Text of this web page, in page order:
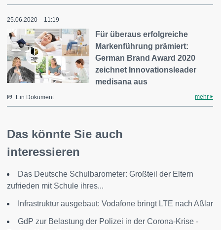
25.06.2020 – 11:19
Für überaus erfolgreiche
Markenführung prämiert:
German Brand Award 2020
zeichnet Innovationsleader
medisana aus
Ein Dokument mehr
Das könnte Sie auch
interessieren
Das Deutsche Schulbarometer: Großteil der Eltern
zufrieden mit Schule ihres...
Infrastruktur ausgebaut: Vodafone bringt LTE nach Aßlar
GdP zur Belastung der Polizei in der Corona-Krise -